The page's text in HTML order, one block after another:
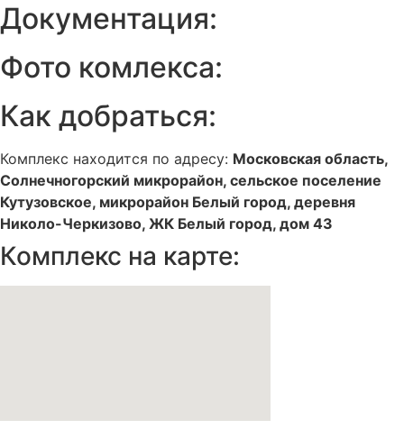
Документация:
Фото комлекса:
Как добраться:
Комплекс находится по адресу: Московская область,
Солнечногорский микрорайон, сельское поселение
Кутузовское, микрорайон Белый город, деревня
Николо-Черкизово, ЖК Белый город, дом 43
Комплекс на карте: